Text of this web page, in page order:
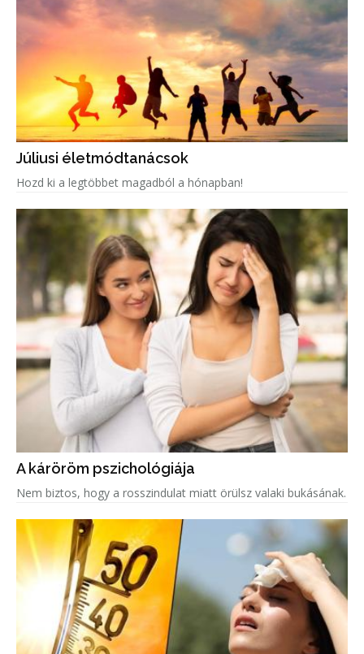
Júliusi életmódtanácsok
Hozd ki a legtöbbet magadból a hónapban!
A káröröm pszichológiája
Nem biztos, hogy a rosszindulat miatt örülsz valaki bukásának.